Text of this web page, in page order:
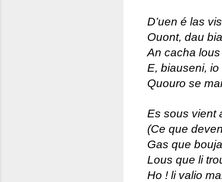
D’uen é las
Ouont, dau
An cacha
E, biauseni,
Quouro se
Es sous vient
(Ce que
Gas que
Lous que li
Ho ! li valio